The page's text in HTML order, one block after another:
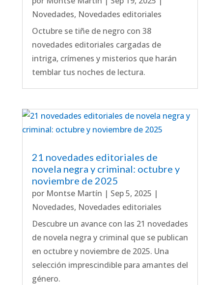
Novedades, Novedades editoriales
Octubre se tiñe de negro con 38
novedades editoriales cargadas de
intriga, crímenes y misterios que harán
temblar tus noches de lectura.
21 novedades editoriales de
novela negra y criminal: octubre y
noviembre de 2025
por Montse Martín | Sep 5, 2025 |
Novedades, Novedades editoriales
Descubre un avance con las 21 novedades
de novela negra y criminal que se publican
en octubre y noviembre de 2025. Una
selección imprescindible para amantes del
género.